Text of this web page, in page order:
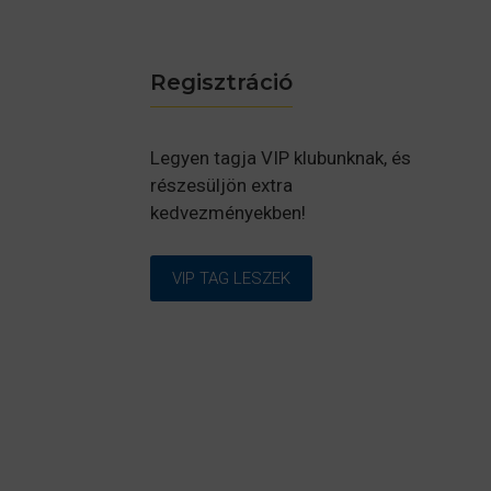
Regisztráció
Legyen tagja VIP klubunknak, és
részesüljön extra
kedvezményekben!
VIP TAG LESZEK